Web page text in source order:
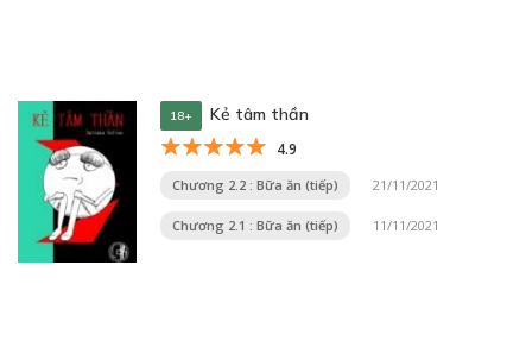
18+ Kẻ tâm thần
4.9
Chương 2.2 : Bữa ăn (tiếp) 21/11/2021
Chương 2.1 : Bữa ăn (tiếp) 11/11/2021